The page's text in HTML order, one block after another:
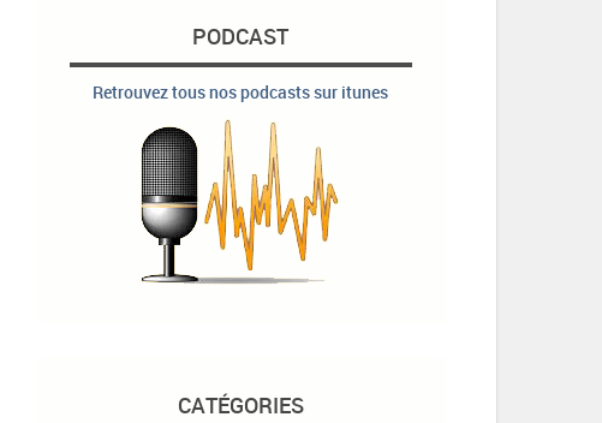
PODCAST
Retrouvez tous nos podcasts sur itunes
CATÉGORIES